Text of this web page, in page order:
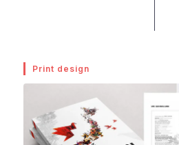
Print design